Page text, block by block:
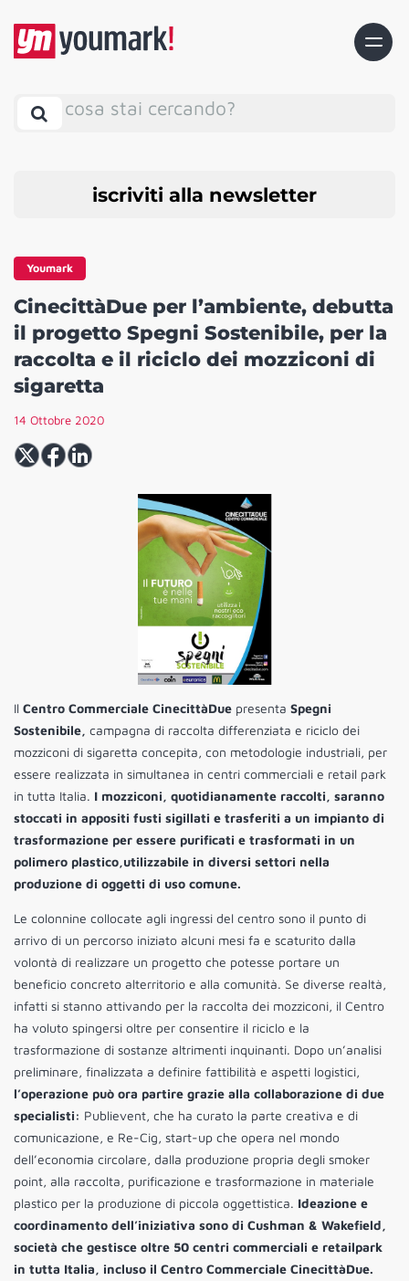
cosa stai cercando?
iscriviti alla newsletter
Youmark
CinecittàDue per l’ambiente, debutta
il progetto Spegni Sostenibile, per la
raccolta e il riciclo dei mozziconi di
sigaretta
14 Ottobre 2020
Il Centro Commerciale CinecittàDue presenta Spegni
Sostenibile, campagna di raccolta differenziata e riciclo dei
mozziconi di sigaretta concepita, con metodologie industriali, per
essere realizzata in simultanea in centri commerciali e retail park
in tutta Italia. I mozziconi, quotidianamente raccolti, saranno
stoccati in appositi fusti sigillati e trasferiti a un impianto di
trasformazione per essere purificati e trasformati in un
polimero plastico,utilizzabile in diversi settori nella
produzione di oggetti di uso comune.
Le colonnine collocate agli ingressi del centro sono il punto di
arrivo di un percorso iniziato alcuni mesi fa e scaturito dalla
volontà di realizzare un progetto che potesse portare un
beneficio concreto alterritorio e alla comunità. Se diverse realtà,
infatti si stanno attivando per la raccolta dei mozziconi, il Centro
ha voluto spingersi oltre per consentire il riciclo e la
trasformazione di sostanze altrimenti inquinanti. Dopo un’analisi
preliminare, finalizzata a definire fattibilità e aspetti logistici,
l’operazione può ora partire grazie alla collaborazione di due
specialisti: Publievent, che ha curato la parte creativa e di
comunicazione, e Re-Cig, start-up che opera nel mondo
dell’economia circolare, dalla produzione propria degli smoker
point, alla raccolta, purificazione e trasformazione in materiale
plastico per la produzione di piccola oggettistica. Ideazione e
coordinamento dell’iniziativa sono di Cushman & Wakefield,
società che gestisce oltre 50 centri commerciali e retailpark
in tutta Italia, incluso il Centro Commerciale CinecittàDue.